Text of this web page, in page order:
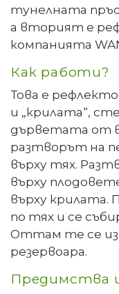
тунелната
а вторият е
компанията
Как работи?
Това е
и „крилата“,
дърветата от
разтворът на
върху тях.
върху
върху
по тях и се
Оттам те се
резервоара.
Предимства